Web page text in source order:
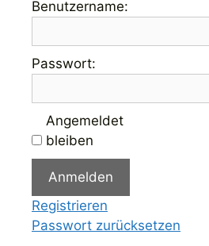
Benutzername:
Passwort:
Angemeldet
bleiben
Anmelden
Registrieren
Passwort zurücksetzen